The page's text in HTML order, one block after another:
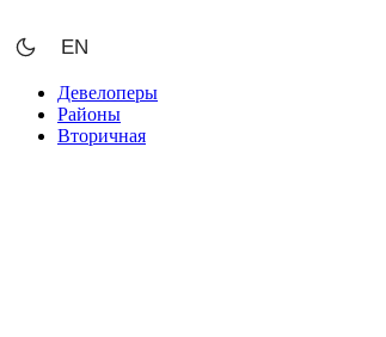
к
содержимому
EN
Девелоперы
Районы
Вторичная